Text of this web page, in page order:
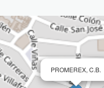
PROMEREX, C.B.